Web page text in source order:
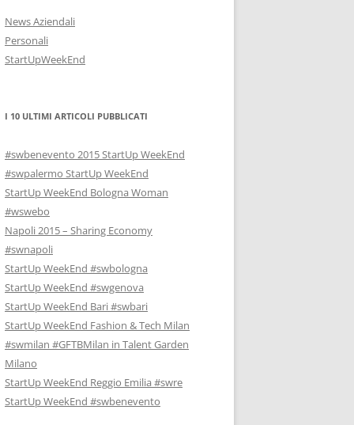
News Aziendali
Personali
StartUpWeekEnd
I 10 ULTIMI ARTICOLI PUBBLICATI
#swbenevento 2015 StartUp WeekEnd
#swpalermo StartUp WeekEnd
StartUp WeekEnd Bologna Woman
#wswebo
Napoli 2015 – Sharing Economy
#swnapoli
StartUp WeekEnd #swbologna
StartUp WeekEnd #swgenova
StartUp WeekEnd Bari #swbari
StartUp WeekEnd Fashion & Tech Milan
#swmilan #GFTBMilan in Talent Garden
Milano
StartUp WeekEnd Reggio Emilia #swre
StartUp WeekEnd #swbenevento